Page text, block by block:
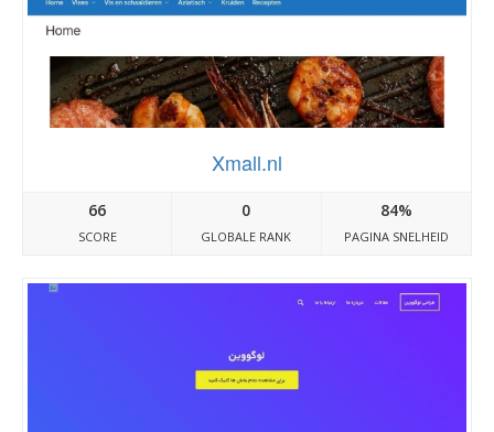
Xmall.nl
66
SCORE
0
GLOBALE RANK
84%
PAGINA SNELHEID